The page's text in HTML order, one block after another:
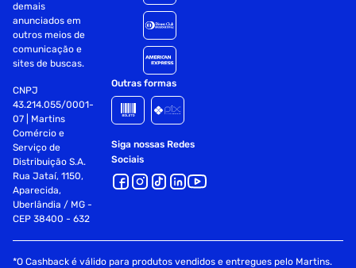
demais
anunciados em
outros meios de
comunicação e
sites de buscas.
CNPJ
43.214.055/0001-
07 | Martins
Comércio e
Serviço de
Distribuição S.A.
Rua Jataí, 1150,
Aparecida,
Uberlândia / MG -
CEP 38400 - 632
Outras formas
Siga nossas Redes
Sociais
*O Cashback é válido para produtos vendidos e entregues pelo Martins.